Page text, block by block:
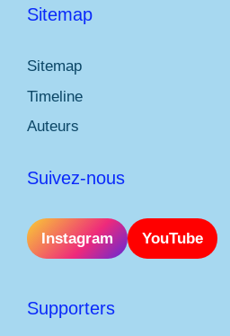
Sitemap
Sitemap
Timeline
Auteurs
Suivez-nous
Instagram YouTube
Supporters